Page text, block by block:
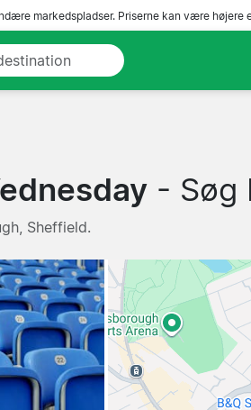
markedspladser. Priserne kan være højere
- Søg
Sheffield.